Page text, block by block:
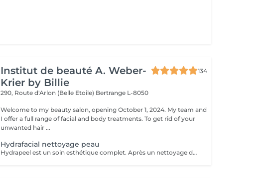
Institut de beauté A. Weber-
Krier by Billie
134
290, Route d'Arlon (Belle Etoile) Bertrange L-8050
Welcome to my beauty salon, opening October 1, 2024. My team and
I offer a full range of facial and body treatments. To get rid of your
unwanted hair ...
Hydrafacial nettoyage peau
Hydrapeel est un soin esthétique complet. Après un nettoyage de la peau en profondeur grâce au système de Vortex-Fusion. Des résultats immédiats dès la première séance. Les rides et ridules sont lissées, la peau est parfaitement nettoyée, plus douce, lumineuse et redynamisée. *Stimule la désquamation des cellules mortes. *Elimine des comédons, extraction des impuretés *Hydrate -Sature la surface de la peau avec des actifs hydratants et nourrissants intenses. *Cible-Un grand nombre d'options de soins pour répondre aux besoins spécifiques de la peau : Élasticité et fermeté, teint unifié et vitalité, réjuvénation, peaux grasses et congestionnées. Les produits cosmétiques, les sérums booster et les protocoles spécifiques de la gamme Belensa permettent de personnaliser les soins Hydrapeel PRO pour traiter les différentes conditions cutanées. *Ultrasons Augmentent l'absorption des actifs cosmétiques et favorisent la microcirculation, pour atténuer les rides et les ridules. EMS bipolaire Tonifie la peau en stimulant les muscles sous- jacents Spray de solution oxygénée Pour améliorer l'hydratation et la vitalité de la peau. *Marteau froid -Resserrement des pores et vasoconstriction pour éliminer les rougeurs et estomper les cernes. *Spatule vibrante